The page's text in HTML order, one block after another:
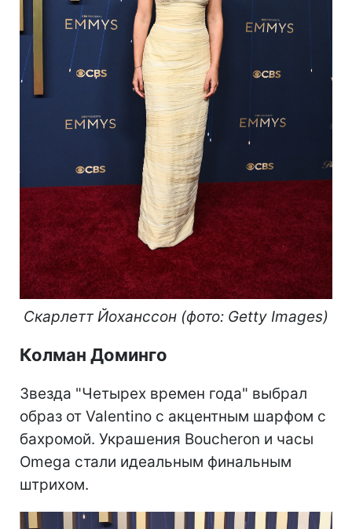
Скарлетт Йоханссон (фото: Getty Images)
Колман Доминго
Звезда "Четырех времен года" выбрал
образ от Valentino с акцентным шарфом с
бахромой. Украшения Boucheron и часы
Omega стали идеальным финальным
штрихом.